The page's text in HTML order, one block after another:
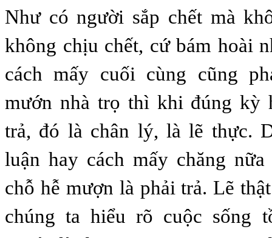
Như có người sắp chết mà
không chịu chết, cứ bám hoài
cách mấy cuối cùng cũng
mướn nhà trọ thì khi đúng kỳ
trả, đó là chân lý, là lẽ thực.
luận hay cách mấy chăng
chỗ hễ mượn là phải trả. Lẽ
chúng ta hiểu rõ cuộc sống